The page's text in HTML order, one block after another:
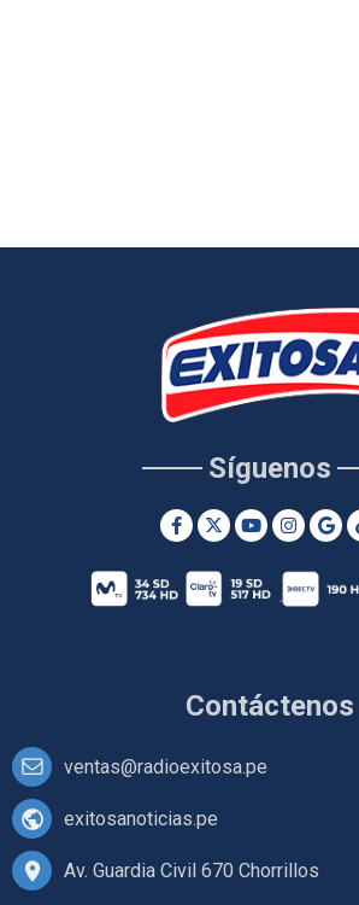
Contáctenos
ventas@radioexitosa.pe
exitosanoticias.pe
Av. Guardia Civil 670 Chorrillos
Síguenos